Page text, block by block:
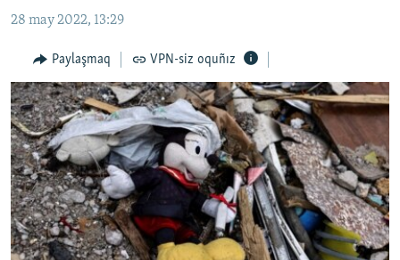
Qıdıruvğa
qaytmaq
MEDENİYET
İNSAN AQLARI
VİDEO
SÜRET
BLOGLAR
FİKİR
Русский
28 may 2022, 13:29
Paylaşmaq VPN-siz oquñız